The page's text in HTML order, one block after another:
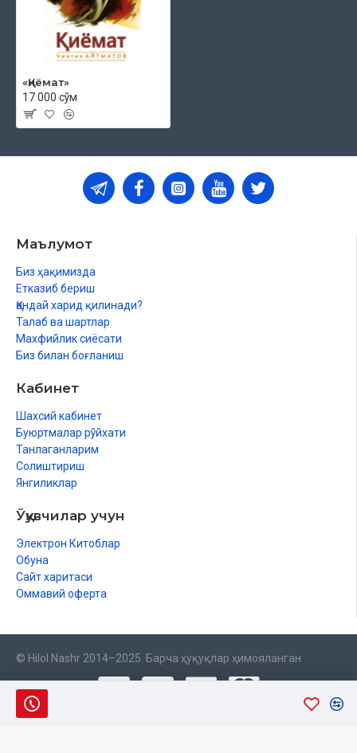
«Қиёмат»
17 000 сўм
Маълумот
Биз ҳақимизда
Етказиб бериш
Қандай харид қилинади?
Талаб ва шартлар
Махфийлик сиёсати
Биз билан боғланиш
Кабинет
Шахсий кабинет
Буюртмалар рўйхати
Танлаганларим
Солиштириш
Янгиликлар
Ўқувчилар учун
Электрон Китоблар
Обуна
Сайт харитаси
Оммавий оферта
© Hilol Nashr 2014–2025. Барча ҳуқуқлар ҳимояланган